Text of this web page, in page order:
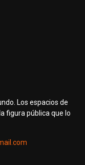
Los espacios de
figura pública que lo